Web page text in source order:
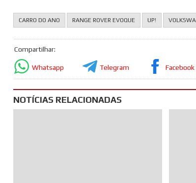
CARRO DO ANO RANGE ROVER EVOQUE UP!
Compartilhar:
Whatsapp Telegram Facebook
NOTÍCIAS RELACIONADAS